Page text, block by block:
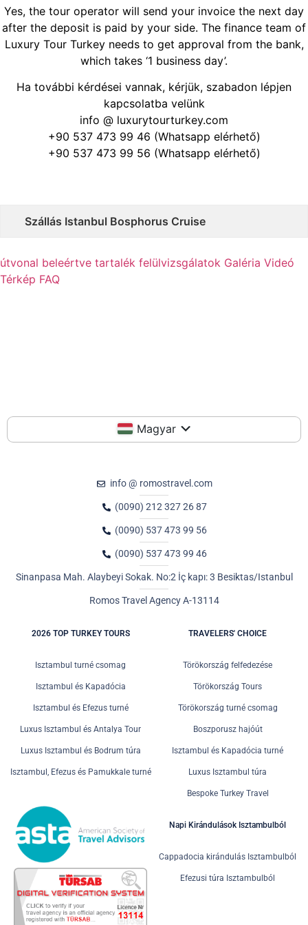
Yes, the tour operator will send your invoice the next day
after the deposit is paid by your side. The finance team of
Luxury Tour Turkey needs to get approval from the bank,
which takes ‘1 business day’.
Ha további kérdései vannak, kérjük, szabadon lépjen
kapcsolatba velünk
info @ luxurytourturkey.com
+90 537 473 99 46 (Whatsapp elérhető)
+90 537 473 99 56 (Whatsapp elérhető)
Szállás Istanbul Bosphorus Cruise
útvonal beleértve tartalék felülvizsgálatok Galéria Videó
Térkép FAQ
Magyar
info @ romostravel.com
(0090) 212 327 26 87
(0090) 537 473 99 56
(0090) 537 473 99 46
Sinanpasa Mah. Alaybeyi Sokak. No:2 İç kapı: 3 Besiktas/Istanbul
Romos Travel Agency A-13114
2026 TOP TURKEY TOURS
Isztambul turné csomag
Isztambul és Kapadócia
Isztambul és Efezus turné
Luxus Isztambul és Antalya Tour
Luxus Isztambul és Bodrum túra
Isztambul, Efezus és Pamukkale turné
TRAVELERS' CHOICE
Törökország felfedezése
Törökország Tours
Törökország turné csomag
Boszporusz hajóút
Isztambul és Kapadócia turné
Luxus Isztambul túra
Bespoke Turkey Travel
Napi Kirándulások Isztambulból
Cappadocia kirándulás Isztambulból
Efezusi túra Isztambulból